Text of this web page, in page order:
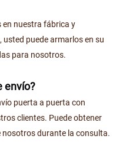
en nuestra fábrica y
puede armarlos en su
para nosotros.
envío?
puerta a puerta con
clientes. Puede obtener
nosotros durante la consulta.